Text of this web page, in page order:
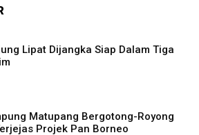
Lipat Dijangka Siap Dalam Tiga
Matupang Bergotong-Royong
Projek Pan Borneo